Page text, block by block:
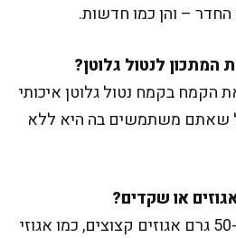
– והן כמו חדשות.
בקמח נטול גלוטן איכותי
שאתם משתמשים בה היא ללא
בוודאי. אפשר להוסיף כ-50 גרם אגוזים קצוצים, כמו אגוזי